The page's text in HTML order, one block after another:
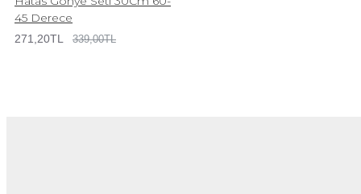
45 Derece
271,20TL 339,00TL